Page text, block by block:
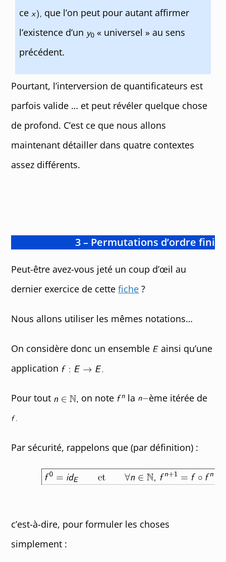
ce
que l’on peut pour autant affirmer
l’existence d’un
« universel » au sens
précédent.
Pourtant, l’interversion de quantificateurs est
parfois valide … et peut révéler quelque chose
de profond. C’est ce que nous allons
maintenant détailler dans quatre contextes
assez différents.
3 – Permutations d’ordre fini
Peut-être avez-vous jeté un coup d’œil au
dernier exercice de cettefiche ?
Nous allons utiliser les mêmes notations…
On considère donc un ensemble
ainsi qu’une
application
Pour tout on note la ème itérée de
Par sécurité, rappelons que (par définition) :
c’est-à-dire, pour formuler les choses
simplement :